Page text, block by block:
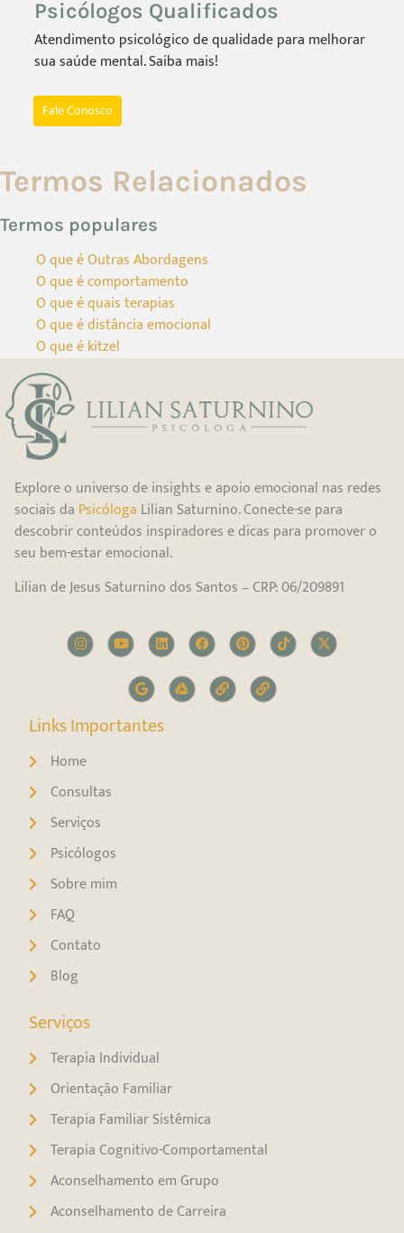
Psicólogos Qualificados
Atendimento psicológico de qualidade para melhorar
sua saúde mental. Saiba mais!
Fale Conosco
Termos Relacionados
Termos populares
O que é Outras Abordagens
O que é comportamento
O que é quais terapias
O que é distância emocional
O que é kitzel
Explore o universo de insights e apoio emocional nas redes
sociais da Psicóloga Lilian Saturnino. Conecte-se para
descobrir conteúdos inspiradores e dicas para promover o
seu bem-estar emocional.
Lilian de Jesus Saturnino dos Santos – CRP: 06/209891
Links Importantes
Home
Consultas
Serviços
Psicólogos
Sobre mim
FAQ
Contato
Blog
Serviços
Terapia Individual
Orientação Familiar
Terapia Familiar Sistêmica
Terapia Cognitivo-Comportamental
Aconselhamento em Grupo
Aconselhamento de Carreira